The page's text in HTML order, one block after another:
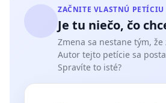
ZAČNITE VLASTNÚ PETÍCIU
Je tu niečo, čo
Zmena sa nestane tým,
Autor tejto petície sa
Spravíte to isté?